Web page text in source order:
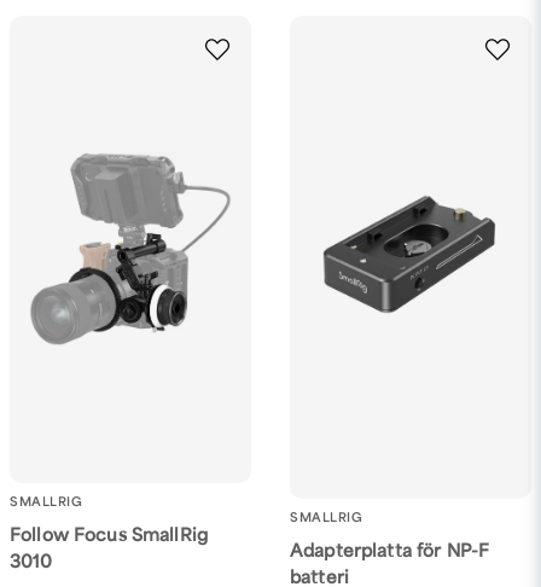
SMALLRIG
Follow Focus SmallRig
3010
SMALLRIG
Adapterplatta för NP-F
batteri